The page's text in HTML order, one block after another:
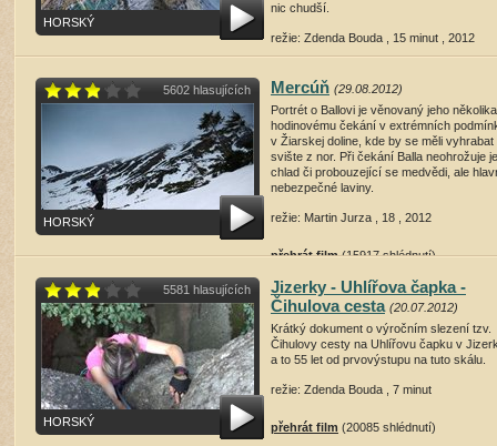
HORSKÝ
nic chudší.
režie: Zdenda Bouda , 15 minut , 2012
5602 hlasujících
HORSKÝ
Mercúň (29.08.2012)
Portrét o Ballovi je věnovaný jeho několika
hodinovému čekání v extrémních
v Žiarskej doline, kde by se měli vyhrabat
svište z nor. Při čekání Balla neohrožuje
chlad či probouzející se medvědi, ale
nebezpečné laviny.
režie: Martin Jurza , 18 , 2012
přehrát film (15917 shlédnutí)
5581 hlasujících
HORSKÝ
Jizerky - Uhlířova čapka -
Čihulova cesta (20.07.2012)
Krátký dokument o výročním slezení tzv.
Čihulovy cesty na Uhlířovu čapku v
a to 55 let od prvovýstupu na tuto skálu.
režie: Zdenda Bouda , 7 minut
přehrát film (20085 shlédnutí)